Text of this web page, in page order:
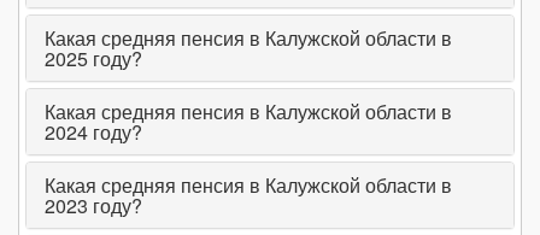
сентябрь 2022
↑ (+0.4% | +57₽)
август 2022
июль 2022
14 174₽↑ (+0.35% | +50₽) 19 541₽
июнь 2022
14 124₽↑ (+1.64% | +228₽) 19 550₽↑
май 2022
Какая средняя пенсия в Калужской области в
2025 году?
Какая средняя пенсия в Калужской области в
2024 году?
Какая средняя пенсия в Калужской области в
2023 году?